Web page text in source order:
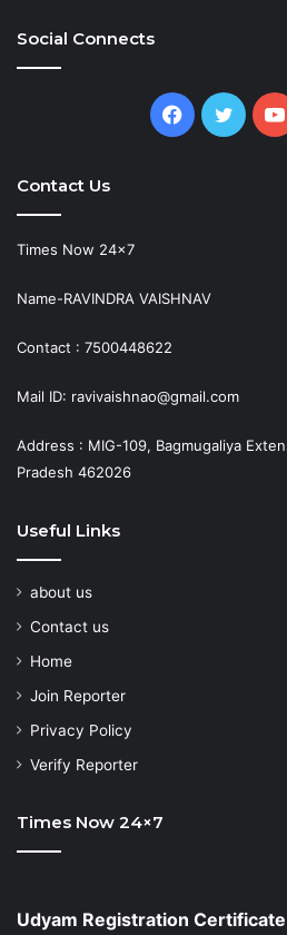
Social Connects
Facebook
Contact Us
Times Now 24×7
Name-RAVINDRA VAISHNAV
Contact : 7500448622
Mail ID: ravivaishnao@gmail.com
Address : MIG-109, Bagmugaliya
Pradesh 462026
Useful Links
about us
Contact us
Home
Join Reporter
Privacy Policy
Verify Reporter
Times Now 24×7
Udyam Registration Certificate